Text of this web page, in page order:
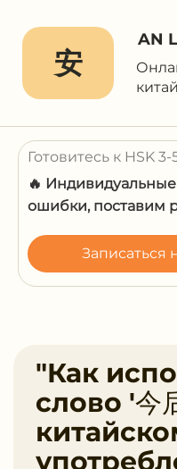
安
AN
Готовитесь к HSK
🔥
ошибки, поставим
Записаться
"Как
слово '今